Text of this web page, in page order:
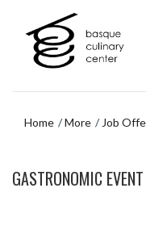
navigation
Home More Job
GASTRONOMIC